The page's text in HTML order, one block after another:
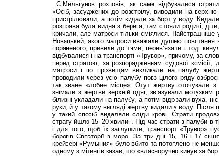
С.Мельгунов розповів, як саме відбувалися
«Осіб, засуджених до розстрілу, виводили на
пристрілювали, а потім кидали за борт у воду.
розправа була видна з берега, там стояли родичі,
кричали, але матроси тільки сміялися. Найстрашніше
Новацький, якого матроси вважали душею повстання
пораненого, привели до тями, перев’язали і тоді
відбувалися і на транспорті «Трувор», причому, за
перед стратою, за розпорядженням судової комісії,
матроси і по прізвищам викликали на палубу
проводили через усю палубу повз цілого ряду
так зване «лобне місце». Отут жертву оточували з
знімали з жертви верхній одяг, зв’язували мотузкам
білизні укладали на палубу, а потім відрізали вуха,
руки, й у такому вигляді жертву кидали у воду. Після
у такий спосіб видаляли сліди крові. Страти
страту йшло 15–20 хвилин. Під час страти з палуби в
і для того, щоб їх заглушити, транспорт «Трувор»
берегів Євпаторії в море. За три дні 15, 16 і 17
крейсері «Румыния» було вбито та потоплено не
одному з мітингів казав, що «власноручно кинув за